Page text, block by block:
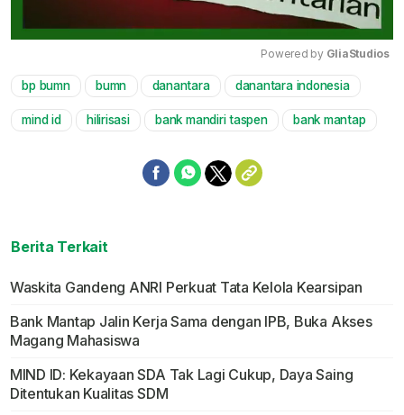
Mute
Powered by GliaStudios
bp bumn bumn danantara danantara indonesia
mind id hilirisasi bank mandiri taspen bank mantap
Berita Terkait
Waskita Gandeng ANRI Perkuat Tata Kelola Kearsipan
Bank Mantap Jalin Kerja Sama dengan IPB, Buka Akses
Magang Mahasiswa
MIND ID: Kekayaan SDA Tak Lagi Cukup, Daya Saing
Ditentukan Kualitas SDM